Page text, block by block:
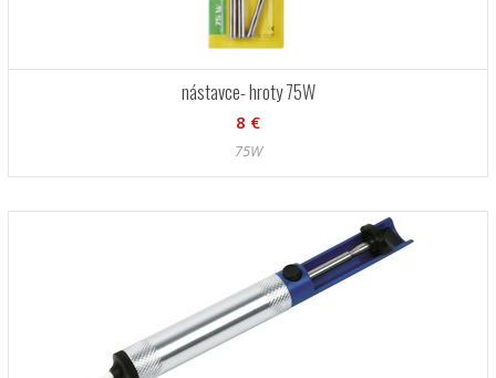
nástavce- hroty 75W
8 €
75W